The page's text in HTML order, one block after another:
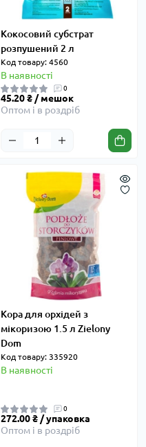
Кокосовий субстрат
розпушений 2 л
Код товару: 4560
В наявності
0
45.20 ₴ / мешок
Оптом і в роздріб
Кора для орхідей з
мікоризою 1.5 л Zielony
Dom
Код товару: 335920
В наявності
0
272.00 ₴ / упаковка
Оптом і в роздріб